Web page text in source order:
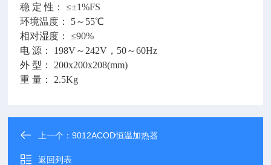
稳 定 性： ≤±1%FS
环境温度： 5～55℃
相对湿度： ≤90%
电 源： 198V～242V，50～60Hz
外 型： 200x200x208(mm)
重 量： 2.5Kg
上一个：9012ACOD恒温加热器
返回列表